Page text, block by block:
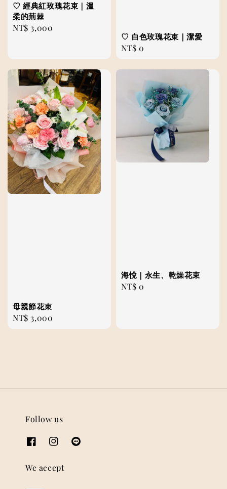
♡ 經典紅玫瑰花束｜溫
柔的荊棘
Regular
NT$ 3,000
♡ 白色玫瑰花束｜潔愛
Regular
price
NT$ 0
母親節花束
Regular
price
NT$ 3,000
海悅｜永生、乾燥花束
Regular
NT$ 0
Follow us
We accept